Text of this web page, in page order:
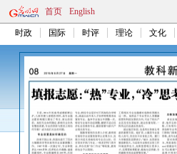
首页 English
时政 国际 时评 理论 文化